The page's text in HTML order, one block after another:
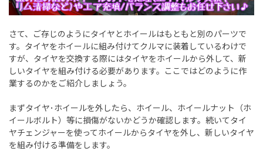
さて、ご存じのようにタイヤとホイールはもともと別のパーツで
す。タイヤをホイールに組み付けてクルマに装着しているわけで
すが、タイヤを交換する際にはタイヤをホイールから外して、新
しいタイヤを組み付ける必要があります。ここではどのように作
業するのかをご紹介しましょう。
まずタイヤ･ホイールを外したら、ホイール、ホイールナット（ホ
イールボルト）等に損傷がないかどうか確認します。続いてタイ
ヤチェンジャーを使ってホイールからタイヤを外し、新しいタイヤ
を組み付ける準備をします。